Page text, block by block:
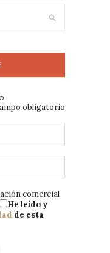
obligatorio
comercial
He leído y
de esta